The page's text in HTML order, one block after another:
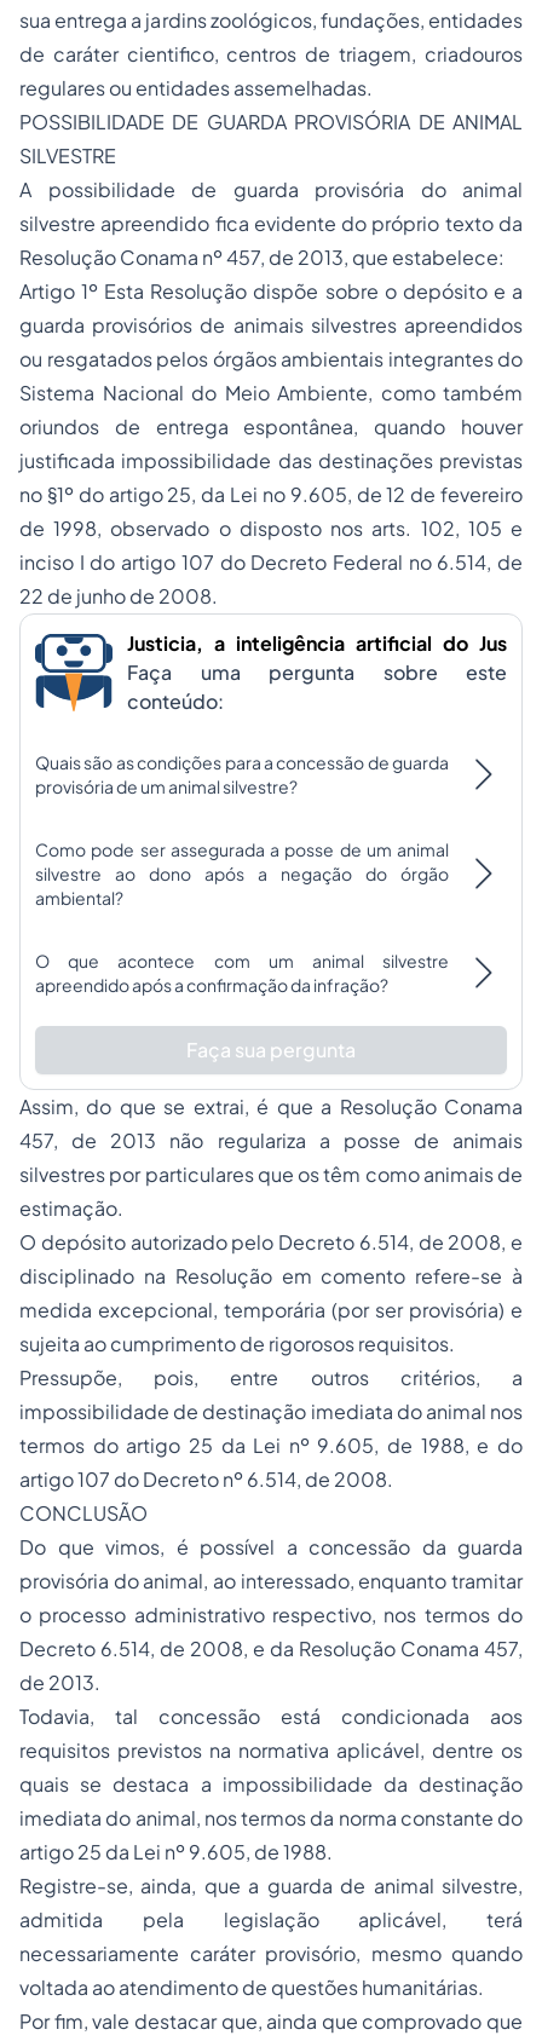
sua entrega a jardins zoológicos, fundações, entidades
de caráter cientifico, centros de triagem, criadouros
regulares ou entidades assemelhadas.
POSSIBILIDADE DE GUARDA PROVISÓRIA DE ANIMAL
SILVESTRE
A possibilidade de guarda provisória do animal
silvestre apreendido fica evidente do próprio texto da
Resolução Conama nº 457, de 2013, que estabelece:
Artigo 1º Esta Resolução dispõe sobre o depósito e a
guarda provisórios de animais silvestres apreendidos
ou resgatados pelos órgãos ambientais integrantes do
Sistema Nacional do Meio Ambiente, como também
oriundos de entrega espontânea, quando houver
justificada impossibilidade das destinações previstas
no §1º do artigo 25, da Lei no 9.605, de 12 de fevereiro
de 1998, observado o disposto nos arts. 102, 105 e
inciso I do artigo 107 do Decreto Federal no 6.514, de
22 de junho de 2008.
Justicia, a inteligência artificial do Jus
Faça uma pergunta sobre este
conteúdo:
Quais são as condições para a concessão de guarda
provisória de um animal silvestre?
Como pode ser assegurada a posse de um animal
silvestre ao dono após a negação do órgão
ambiental?
O que acontece com um animal silvestre
apreendido após a confirmação da infração?
Faça sua pergunta
Assim, do que se extrai, é que a Resolução Conama
457, de 2013 não regulariza a posse de animais
silvestres por particulares que os têm como animais de
estimação.
O depósito autorizado pelo Decreto 6.514, de 2008, e
disciplinado na Resolução em comento refere-se à
medida excepcional, temporária (por ser provisória) e
sujeita ao cumprimento de rigorosos requisitos.
Pressupõe, pois, entre outros critérios, a
impossibilidade de destinação imediata do animal nos
termos do artigo 25 da Lei nº 9.605, de 1988, e do
artigo 107 do Decreto nº 6.514, de 2008.
CONCLUSÃO
Do que vimos, é possível a concessão da guarda
provisória do animal, ao interessado, enquanto tramitar
o processo administrativo respectivo, nos termos do
Decreto 6.514, de 2008, e da Resolução Conama 457,
de 2013.
Todavia, tal concessão está condicionada aos
requisitos previstos na normativa aplicável, dentre os
quais se destaca a impossibilidade da destinação
imediata do animal, nos termos da norma constante do
artigo 25 da Lei nº 9.605, de 1988.
Registre-se, ainda, que a guarda de animal silvestre,
admitida pela legislação aplicável, terá
necessariamente caráter provisório, mesmo quando
voltada ao atendimento de questões humanitárias.
Por fim, vale destacar que, ainda que comprovado que